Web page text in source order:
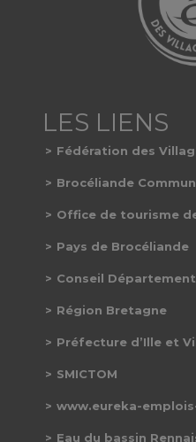
Fédération des
Brocéliande
Office de tourisme
Pays de Brocéliande
Conseil
Région Bretagne
Préfecture d’Ille et
SMICTOM
www.eureka-
Eau du bassin